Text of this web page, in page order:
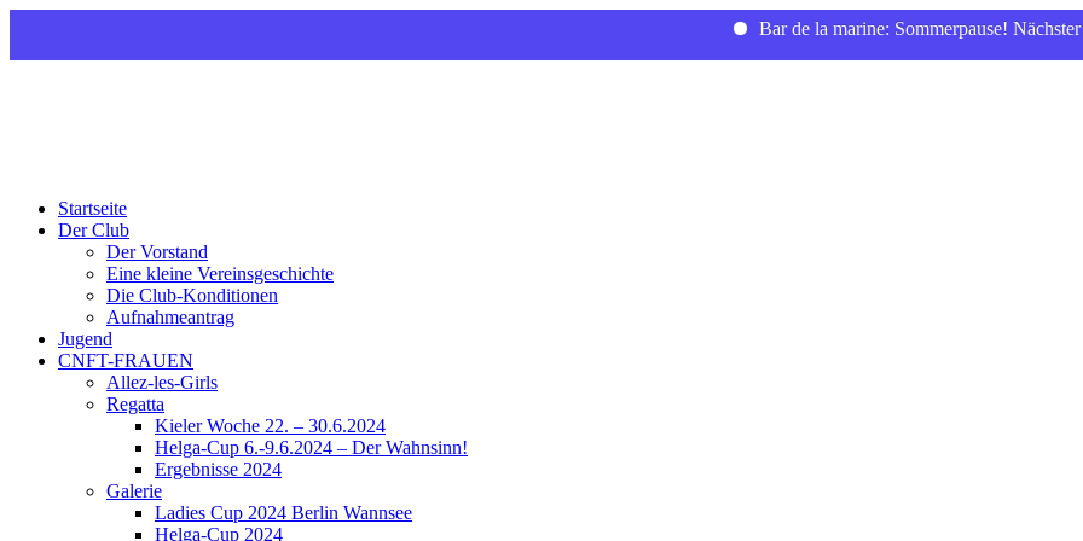
Bar de la marine: Sommerpause! Nächster
Startseite
Der Club
Der Vorstand
Eine kleine Vereinsgeschichte
Die Club-Konditionen
Aufnahmeantrag
Jugend
CNFT-FRAUEN
Allez-les-Girls
Regatta
Kieler Woche 22. – 30.6.2024
Helga-Cup 6.-9.6.2024 – Der Wahnsinn!
Ergebnisse 2024
Galerie
Ladies Cup 2024 Berlin Wannsee
Helga-Cup 2024